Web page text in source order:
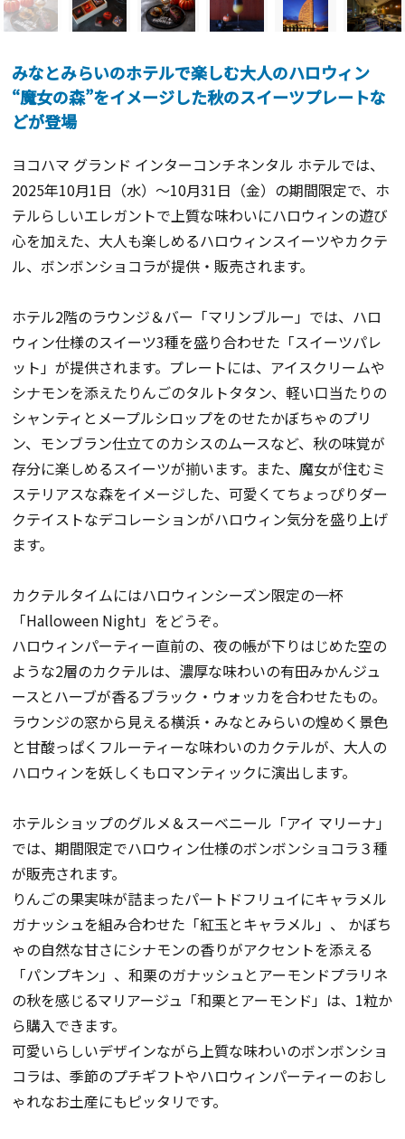
みなとみらいのホテルで楽しむ大人のハロウィン
“魔女の森”をイメージした秋のスイーツプレートな
どが登場
ヨコハマ グランド インターコンチネンタル ホテルでは、
2025年10月1日（水）～10月31日（金）の期間限定で、ホ
テルらしいエレガントで上質な味わいにハロウィンの遊び
心を加えた、大人も楽しめるハロウィンスイーツやカクテ
ル、ボンボンショコラが提供・販売されます。
ホテル2階のラウンジ＆バー「マリンブルー」では、ハロ
ウィン仕様のスイーツ3種を盛り合わせた「スイーツパレ
ット」が提供されます。プレートには、アイスクリームや
シナモンを添えたりんごのタルトタタン、軽い口当たりの
シャンティとメープルシロップをのせたかぼちゃのプリ
ン、モンブラン仕立てのカシスのムースなど、秋の味覚が
存分に楽しめるスイーツが揃います。また、魔女が住むミ
ステリアスな森をイメージした、可愛くてちょっぴりダー
クテイストなデコレーションがハロウィン気分を盛り上げ
ます。
カクテルタイムにはハロウィンシーズン限定の一杯
「Halloween Night」をどうぞ。
ハロウィンパーティー直前の、夜の帳が下りはじめた空の
ような2層のカクテルは、濃厚な味わいの有田みかんジュ
ースとハーブが香るブラック・ウォッカを合わせたもの。
ラウンジの窓から見える横浜・みなとみらいの煌めく景色
と甘酸っぱくフルーティーな味わいのカクテルが、大人の
ハロウィンを妖しくもロマンティックに演出します。
ホテルショップのグルメ＆スーベニール「アイ マリーナ」
では、期間限定でハロウィン仕様のボンボンショコラ３種
が販売されます。
りんごの果実味が詰まったパートドフリュイにキャラメル
ガナッシュを組み合わせた「紅玉とキャラメル」、 かぼち
ゃの自然な甘さにシナモンの香りがアクセントを添える
「パンプキン」、和栗のガナッシュとアーモンドプラリネ
の秋を感じるマリアージュ「和栗とアーモンド」は、1粒か
ら購入できます。
可愛いらしいデザインながら上質な味わいのボンボンショ
コラは、季節のプチギフトやハロウィンパーティーのおし
ゃれなお土産にもピッタリです。